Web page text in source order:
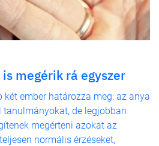
megérik rá egyszer
ember határozza meg: az anya
tanulmányokat, de legjobban
megérteni azokat az
normális érzéseket,